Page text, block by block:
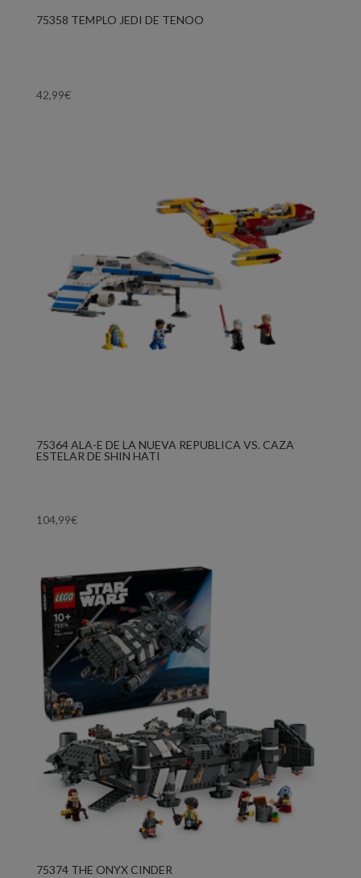
75358 TEMPLO JEDI DE TENOO
42,99€
75364 ALA-E DE LA NUEVA REPUBLICA VS. CAZA
ESTELAR DE SHIN HATI
104,99€
75374 THE ONYX CINDER